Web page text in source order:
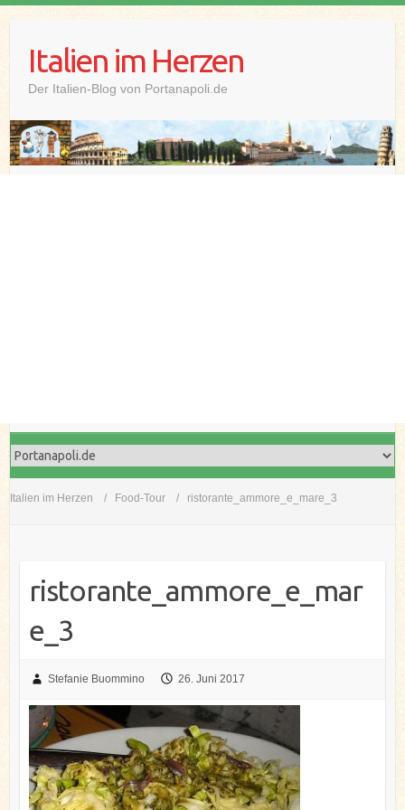
contentItalien im Herzen
Der Italien-Blog von Portanapoli.de
Italien im Herzen Food-Tour ristorante_ammore_e_mare_3
ristorante_ammore_e_mar
e_3
Stefanie Buommino 26. Juni 2017